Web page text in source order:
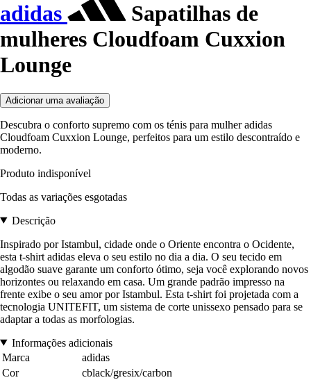
adidas
Sapatilhas de
mulheres Cloudfoam Cuxxion
Lounge
Adicionar uma avaliação
Descubra o conforto supremo com os ténis para mulher adidas
Cloudfoam Cuxxion Lounge, perfeitos para um estilo descontraído e
moderno.
Produto indisponível
Todas as variações esgotadas
Descrição
Inspirado por Istambul, cidade onde o Oriente encontra o Ocidente,
esta t-shirt adidas eleva o seu estilo no dia a dia. O seu tecido em
algodão suave garante um conforto ótimo, seja você explorando novos
horizontes ou relaxando em casa. Um grande padrão impresso na
frente exibe o seu amor por Istambul. Esta t-shirt foi projetada com a
tecnologia UNITEFIT, um sistema de corte unissexo pensado para se
adaptar a todas as morfologias.
Informações adicionais
Marca
adidas
Cor
cblack/gresix/carbon